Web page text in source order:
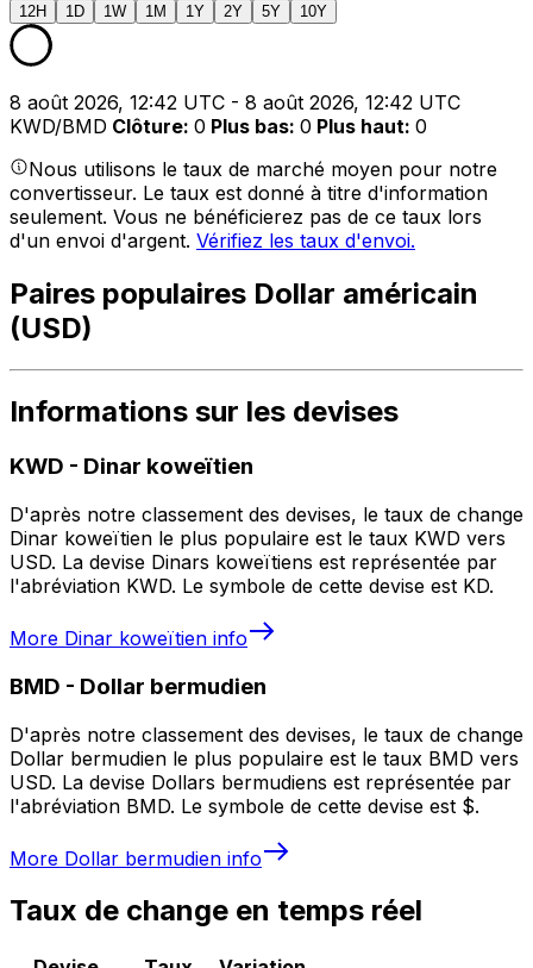
12H 1D 1W 1M 1Y 2Y 5Y 10Y
8 août 2026, 12:42 UTC - 8 août 2026, 12:42 UTC
KWD/BMD Clôture: 0 Plus bas: 0 Plus haut: 0
Nous utilisons le taux de marché moyen pour notre
convertisseur. Le taux est donné à titre d'information
seulement. Vous ne bénéficierez pas de ce taux lors
d'un envoi d'argent. Vérifiez les taux d'envoi.
Paires populaires Dollar américain
(USD)
Informations sur les devises
KWD - Dinar koweïtien
D'après notre classement des devises, le taux de change
Dinar koweïtien le plus populaire est le taux KWD vers
USD. La devise Dinars koweïtiens est représentée par
l'abréviation KWD. Le symbole de cette devise est KD.
More Dinar koweïtien info
BMD - Dollar bermudien
D'après notre classement des devises, le taux de change
Dollar bermudien le plus populaire est le taux BMD vers
USD. La devise Dollars bermudiens est représentée par
l'abréviation BMD. Le symbole de cette devise est $.
More Dollar bermudien info
Taux de change en temps réel